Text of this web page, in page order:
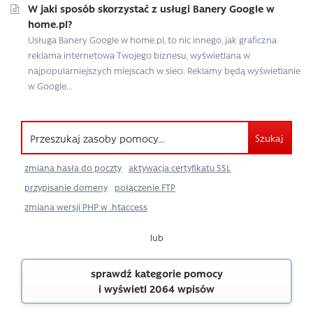
W jaki sposób skorzystać z usługi Banery Google w
home.pl?
Usługa Banery Google w home.pl, to nic innego, jak graficzna
reklama internetowa Twojego biznesu, wyświetlana w
najpopularniejszych miejscach w sieci. Reklamy będą wyświetlanie
w Google...
Szukaj
zmiana hasła do poczty
aktywacja certyfikatu SSL
przypisanie domeny
połączenie FTP
zmiana wersji PHP w .htaccess
lub
sprawdź kategorie pomocy
i wyświetl 2064 wpisów